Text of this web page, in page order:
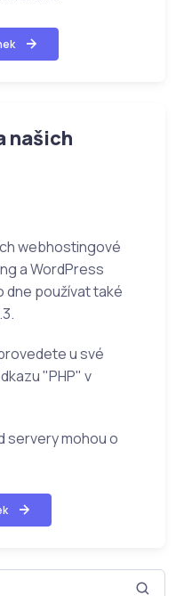
našich
webhostingové
a WordPress
dne používat také
u své
"PHP" v
servery mohou o